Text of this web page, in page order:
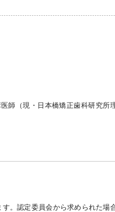
師（現・日本橋矯正歯科研究所
。認定委員会から求められた場